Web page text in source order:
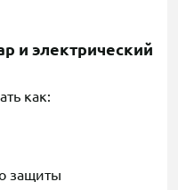
и электрический
как:
защиты